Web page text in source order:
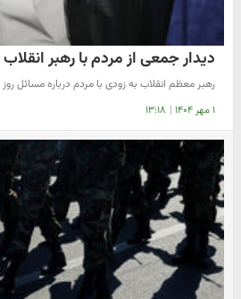
دیدار جمعی از مردم با رهبر انقلاب
رهبر معظم انقلاب به زودی با مردم درباره مسائل
۱ مهر ۱۴۰۴ | ۱۳:۱۸